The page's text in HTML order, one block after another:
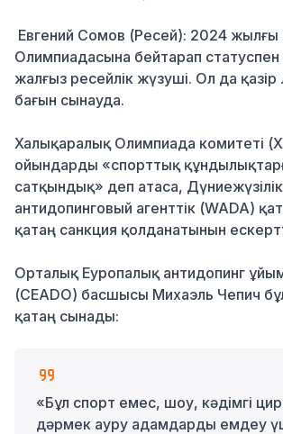
Евгений Сомов (Ресей): 2024
Олимпиадасына бейтарап статуспен
жалғыз ресейлік жүзуші. Ол да
бағын сынауда.
Халықаралық Олимпиада комитеті
ойындарды «спорттық
сатқындық» деп атаса, Дүниежүзілік
антидопинговый агенттік (WADA)
қатаң санкция қолданатынын
Орталық Еуропалық антидопинг
(CEADO) басшысы Михаэль Чепич
қатаң сынады:
«Бұл спорт емес, шоу, кәдімгі
дәрмек ауру адамдарды емдеу